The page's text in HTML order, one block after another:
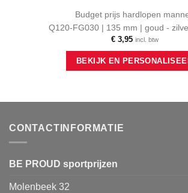
Budget prijs hardlopen
Q120-FG030 | 135 mm | goud -
€3,95 incl. btw
BEKIJK EN
CONTACTINFORMATIE
BE PROUD sportprijzen
Molenbeek 32